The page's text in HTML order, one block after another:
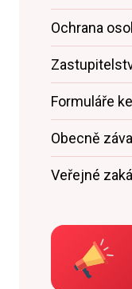
Ochrana
Formuláře
Obecně
Veřejné